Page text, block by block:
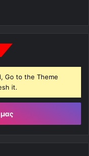
Go to the Theme
it.